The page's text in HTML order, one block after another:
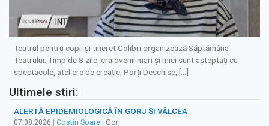
Teatrul pentru copii și tineret Colibri organizează Săptămâna
Teatrului. Timp de 8 zile, craiovenii mari şi mici sunt așteptați cu
spectacole, ateliere de creație, Porți Deschise, […]
Ultimele stiri:
ALERTĂ EPIDEMIOLOGICĂ ÎN GORJ ȘI VÂLCEA
07.08.2026 Costin Soare | Gorj